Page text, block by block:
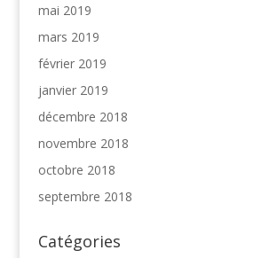
mai 2019
mars 2019
février 2019
janvier 2019
décembre 2018
novembre 2018
octobre 2018
septembre 2018
Catégories